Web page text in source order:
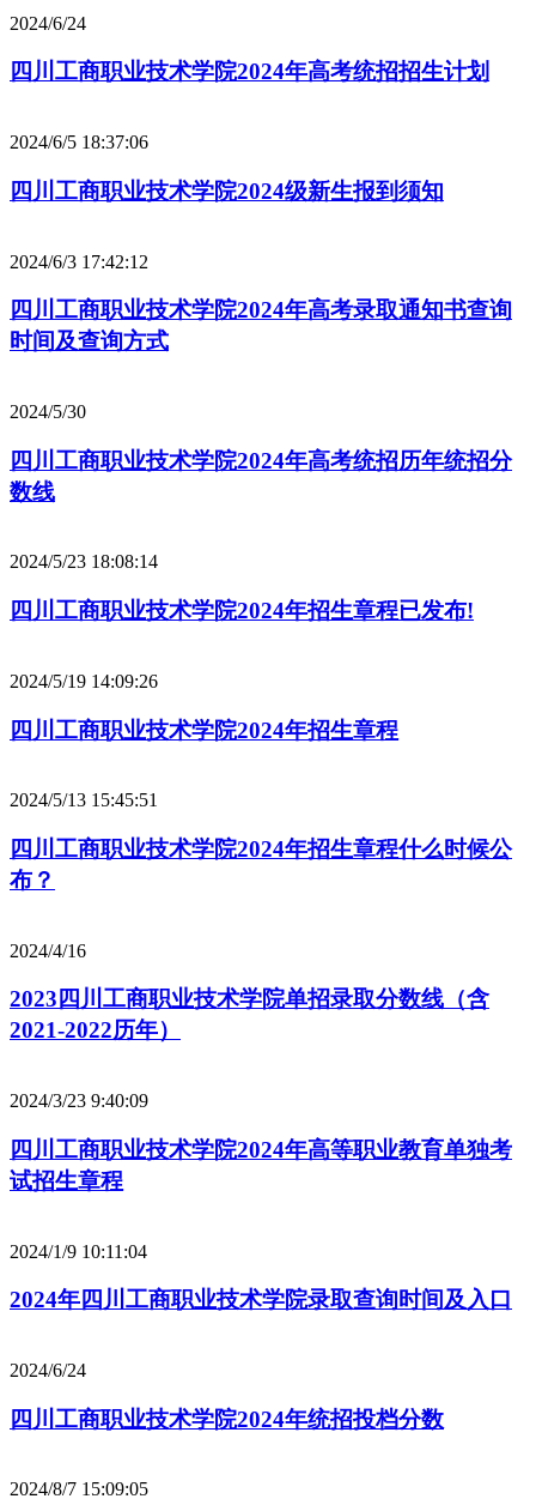
2024/6/24
四川工商职业技术学院2024年高考统招招生计划
2024/6/5 18:37:06
四川工商职业技术学院2024级新生报到须知
2024/6/3 17:42:12
四川工商职业技术学院2024年高考录取通知书查询
时间及查询方式
2024/5/30
四川工商职业技术学院2024年高考统招历年统招分
数线
2024/5/23 18:08:14
四川工商职业技术学院2024年招生章程已发布!
2024/5/19 14:09:26
四川工商职业技术学院2024年招生章程
2024/5/13 15:45:51
四川工商职业技术学院2024年招生章程什么时候公
布？
2024/4/16
2023四川工商职业技术学院单招录取分数线（含
2021-2022历年）
2024/3/23 9:40:09
四川工商职业技术学院2024年高等职业教育单独考
试招生章程
2024/1/9 10:11:04
2024年四川工商职业技术学院录取查询时间及入口
2024/6/24
四川工商职业技术学院2024年统招投档分数
2024/8/7 15:09:05